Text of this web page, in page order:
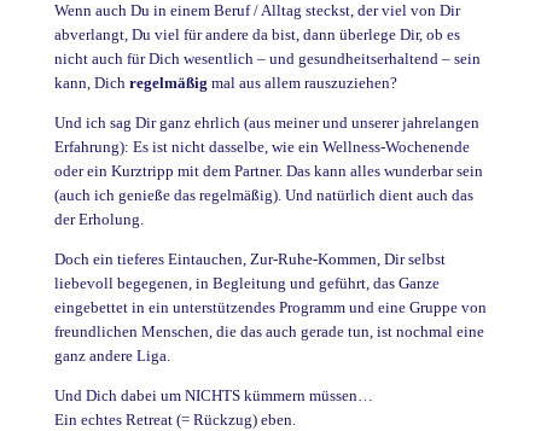
Wenn auch Du in einem Beruf / Alltag steckst, der viel von Dir
abverlangt, Du viel für andere da bist, dann überlege Dir, ob es
nicht auch für Dich wesentlich – und gesundheitserhaltend – sein
kann, Dich regelmäßig mal aus allem rauszuziehen?
Und ich sag Dir ganz ehrlich (aus meiner und unserer jahrelangen
Erfahrung): Es ist nicht dasselbe, wie ein Wellness-Wochenende
oder ein Kurztripp mit dem Partner. Das kann alles wunderbar sein
(auch ich genieße das regelmäßig). Und natürlich dient auch das
der Erholung.
Doch ein tieferes Eintauchen, Zur-Ruhe-Kommen, Dir selbst
liebevoll begegenen, in Begleitung und geführt, das Ganze
eingebettet in ein unterstützendes Programm und eine Gruppe von
freundlichen Menschen, die das auch gerade tun, ist nochmal eine
ganz andere Liga.
Und Dich dabei um NICHTS kümmern müssen…
Ein echtes Retreat (= Rückzug) eben.